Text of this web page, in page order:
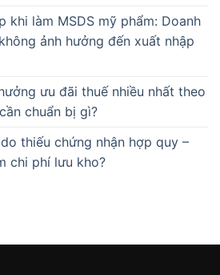
khi làm MSDS mỹ phẩm: Doanh
ảnh hưởng đến xuất nhập
ưu đãi thuế nhiều nhất theo
chuẩn bị gì?
thiếu chứng nhận hợp quy –
chi phí lưu kho?